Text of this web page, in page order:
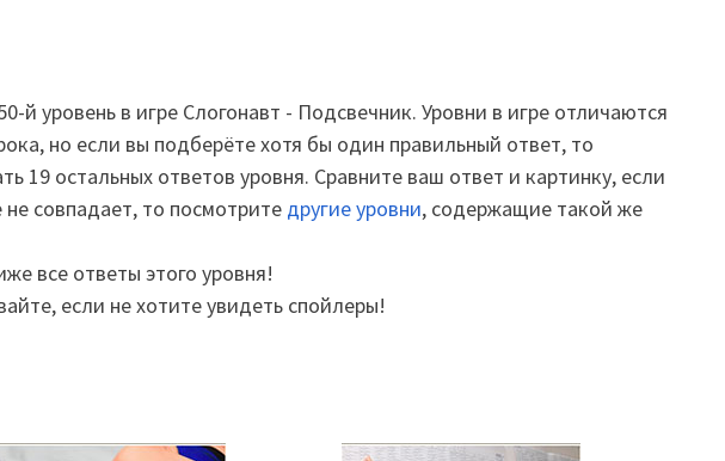
й уровень в игре Слогонавт - Подсвечник. Уровни в игре отличаются
но если вы подберёте хотя бы один правильный ответ, то
19 остальных ответов уровня. Сравните ваш ответ и картинку, если
совпадает, то посмотрите другие уровни, содержащие такой же
все ответы этого уровня!
если не хотите увидеть спойлеры!